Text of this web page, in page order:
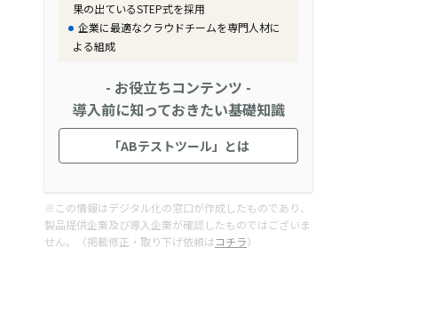
果の出ているSTEP式を採用
企業に最適なクラウドチームを専門人材に
よる組成
- お役立ちコンテンツ -
導入前に知っておきたい基礎知識
「ABテストツール」とは
※この情報はデジタル化の窓口が作成したものであり、
製品提供企業及び導入企業が確認したものではございま
せん。（掲載修正・取り下げ依頼はコチラ）